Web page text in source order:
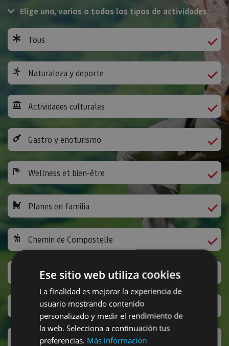
Elige uno, varios o todos los tipos de actividades:
Tous
Naturaleza y deporte
Actividades culturales
Gastro y enoturismo
Wellness et bien-être
Planes en familia
Chemin de Compostelle
Activités ludiques et autres
San Fermin
Accesibilidad
Ese sitio web utiliza cookies
La finalidad es mejorar la experiencia de
usuario mostrando contenido
personalizado y medir el rendimiento de
la web. Selecciona a continuación tus
preferencias. Más información